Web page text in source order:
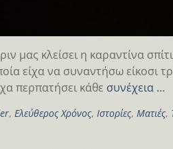
μας κλείσει η καραντίνα
είχα να συναντήσω είκοσι
περπατήσει κάθε συνέχεια …
, Ελεύθερος Χρόνος, Ιστορίες, Ματιές,